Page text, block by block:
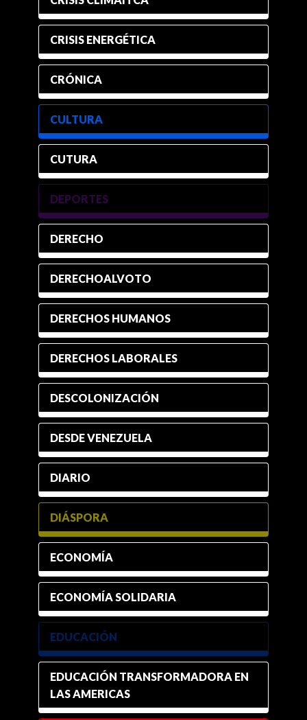
CRISIS ENERGÉTICA
CRÓNICA
CULTURA
CUTURA
DEPORTES
DERECHO
DERECHOALVOTO
DERECHOS HUMANOS
DERECHOS LABORALES
DESCOLONIZACIÓN
DESDE VENEZUELA
DIARIO
DIÁSPORA
ECONOMÍA
ECONOMÍA SOLIDARIA
EDUCACIÓN
EDUCACIÓN TRANSFORMADORA EN
LAS AMERICAS